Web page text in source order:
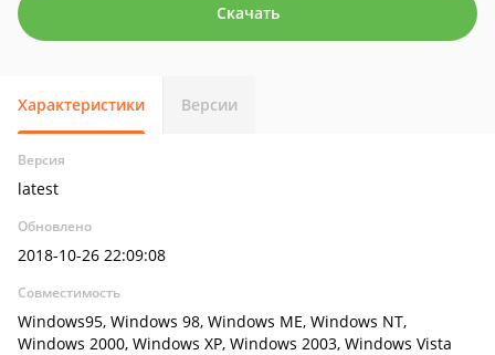
Скачать
Характеристики Версии
Версия
latest
Обновлено
2018-10-26 22:09:08
Совместимость
Windows95, Windows 98, Windows ME, Windows NT,
Windows 2000, Windows XP, Windows 2003, Windows Vista